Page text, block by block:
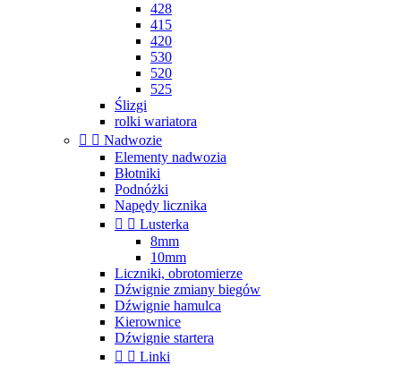
428
415
420
530
520
525
Ślizgi
rolki wariatora
  Nadwozie
Elementy nadwozia
Błotniki
Podnóżki
Napędy licznika
  Lusterka
8mm
10mm
Liczniki, obrotomierze
Dźwignie zmiany biegów
Dźwignie hamulca
Kierownice
Dźwignie startera
  Linki